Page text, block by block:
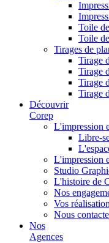
Toile
Toile
Tirages de
Tirage
Tirage
Tirage
Tirage
Découvrir
Corep
L'impression
Libre-
L'impression
Studio
L'histoire de
Nos
Vos
Nous
Nos
Agences